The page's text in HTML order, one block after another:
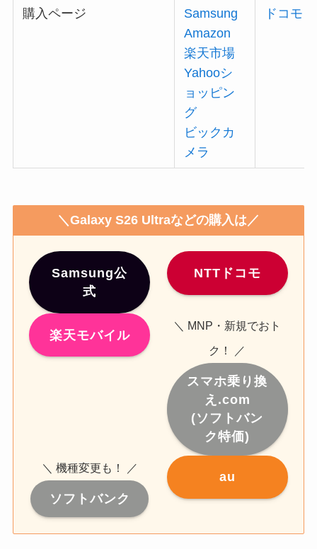
購入ページ
Samsung
Amazon
楽天市場
Yahooシ
ョッピン
グ
ビックカ
メラ
ドコモ
＼Galaxy S26 Ultraなどの購入は／
Samsung公
式
NTTドコモ
楽天モバイル
＼ MNP・新規でおト
ク！ ／
スマホ乗り換
え.com
(ソフトバン
ク特価)
＼ 機種変更も！ ／
ソフトバンク
au